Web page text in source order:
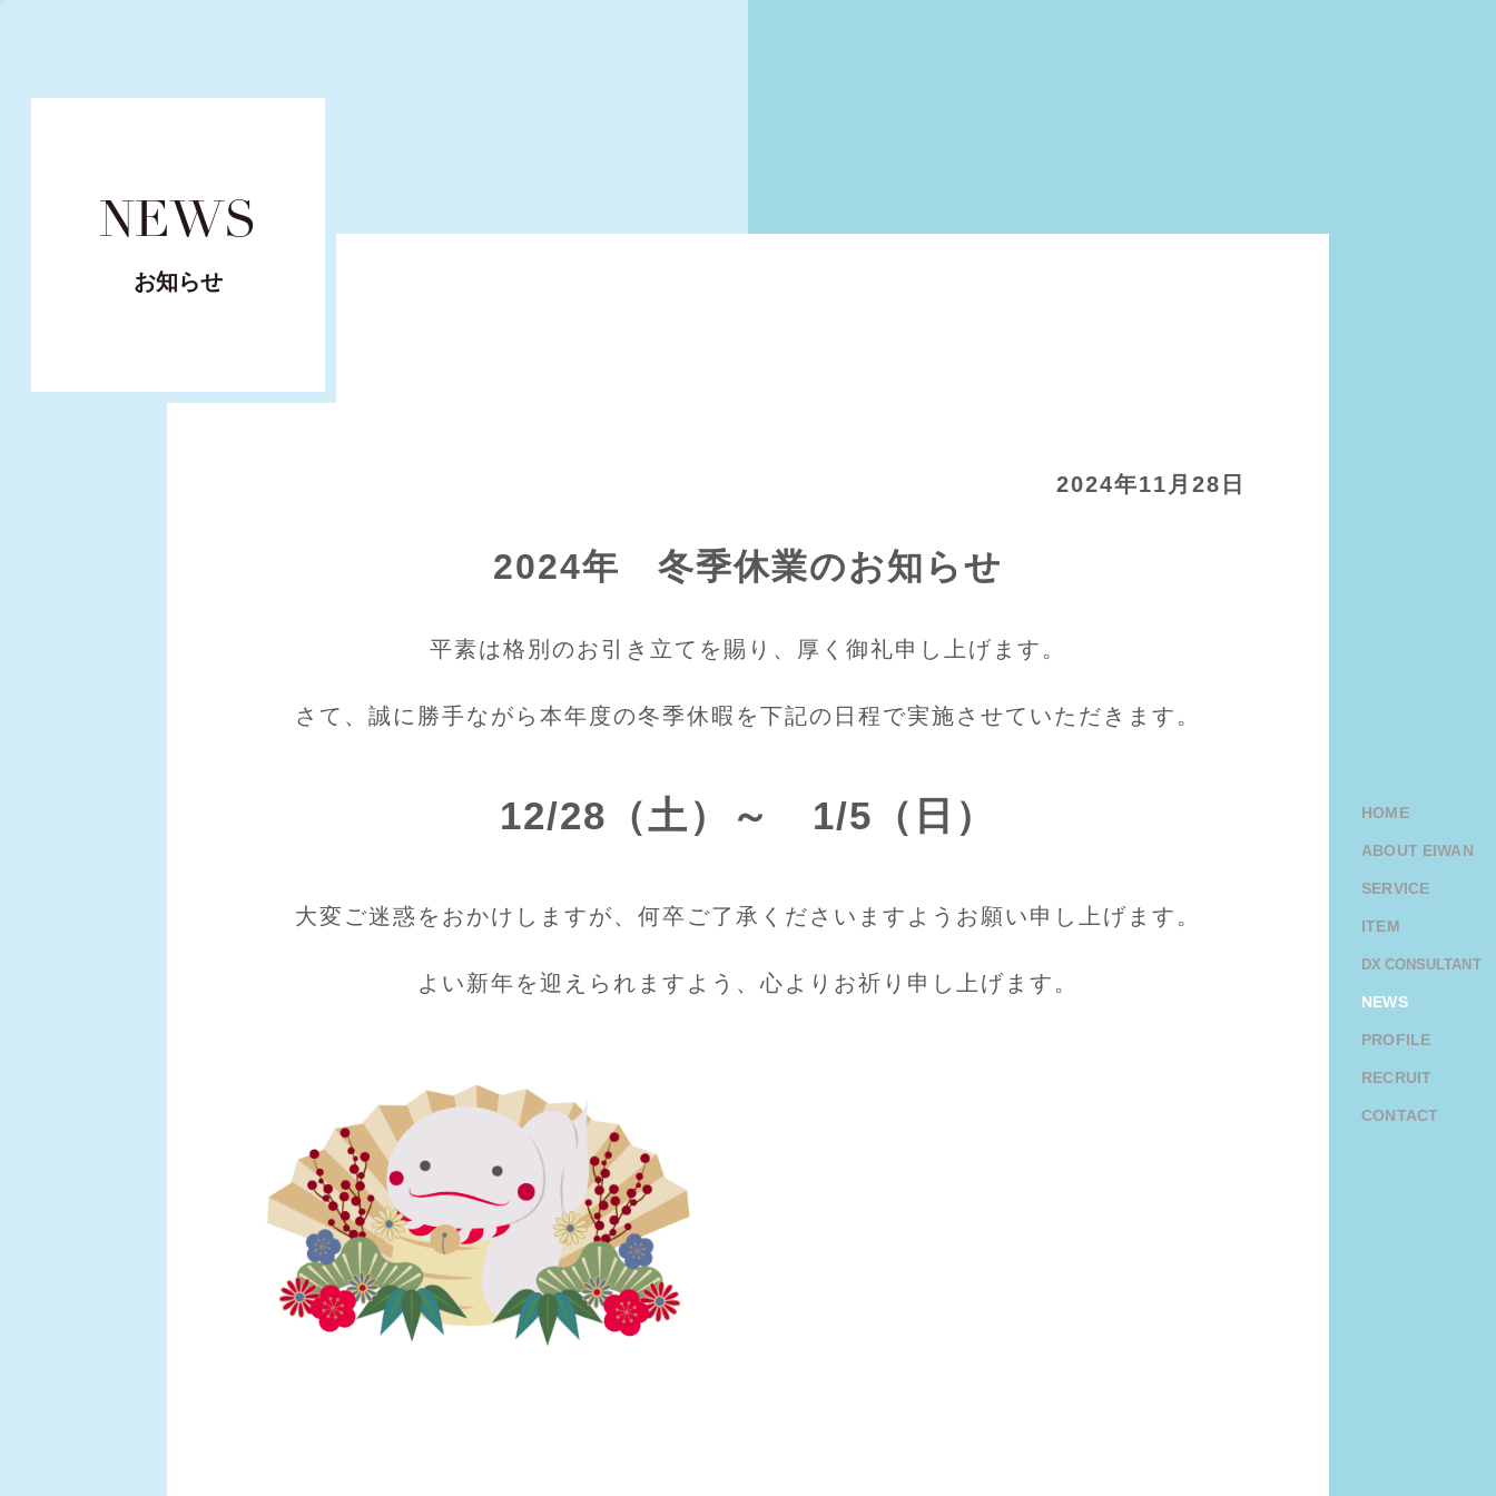
HOME
ABOUT EIWAN
SERVICE
ITEM
DX CONSULTANT
NEWS
PROFILE
RECRUIT
CONTACT
NEWS
お知らせ
2024年11月28日
2024年 冬季休業のお知らせ
平素は格別のお引き立てを賜り、厚く御礼申し上げます。
さて、誠に勝手ながら本年度の冬季休暇を下記の日程で実施させていただきます。
12/28（土）～ 1/5（日）
大変ご迷惑をおかけしますが、何卒ご了承くださいますようお願い申し上げます。
よい新年を迎えられますよう、心よりお祈り申し上げます。